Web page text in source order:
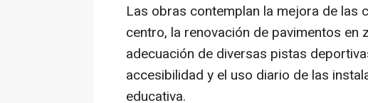
Las obras contemplan la mejora de las
centro, la renovación de pavimentos en
adecuación de diversas pistas
accesibilidad y el uso diario de las
educativa.